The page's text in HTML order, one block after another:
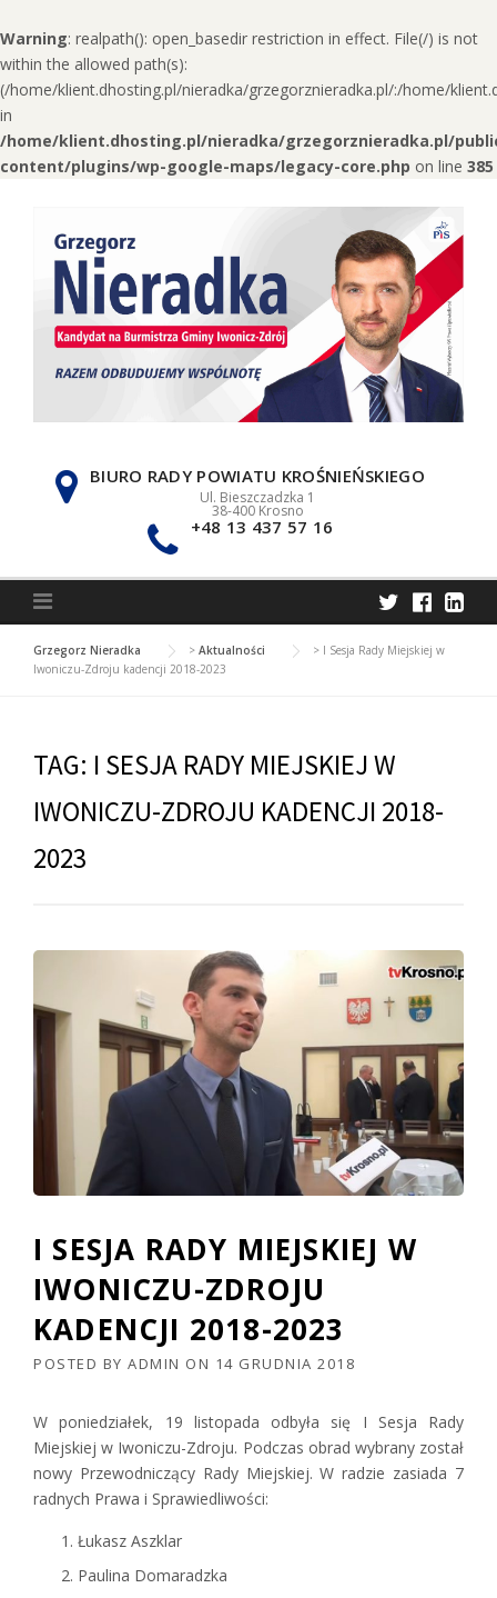
Warning: realpath(): open_basedir restriction in effect. File(/) is not
within the allowed path(s):
(/home/klient.dhosting.pl/nieradka/grzegorznieradka.pl/:/home/
in
/home/klient.dhosting.pl/nieradka/grzegorznieradka.pl/
content/plugins/wp-google-maps/legacy-core.php on line 385
BIURO RADY POWIATU KROŚNIEŃSKIEGO
Ul. Bieszczadzka 1
38-400 Krosno
+48 13 437 57 16
Grzegorz Nieradka > Aktualności > I Sesja Rady Miejskiej w
Iwoniczu-Zdroju kadencji 2018-2023
TAG: I SESJA RADY MIEJSKIEJ W
IWONICZU-ZDROJU KADENCJI 2018-
2023
I SESJA RADY MIEJSKIEJ W
IWONICZU-ZDROJU
KADENCJI 2018-2023
POSTED BY ADMIN ON 14 GRUDNIA 2018
W poniedziałek, 19 listopada odbyła się I Sesja Rady
Miejskiej w Iwoniczu-Zdroju. Podczas obrad wybrany został
nowy Przewodniczący Rady Miejskiej. W radzie zasiada 7
radnych Prawa i Sprawiedliwości:
Łukasz Aszklar
Paulina Domaradzka